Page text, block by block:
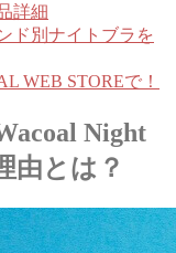
詳細
ド別ナイトブラを
WEB STOREで！
Night
由とは？